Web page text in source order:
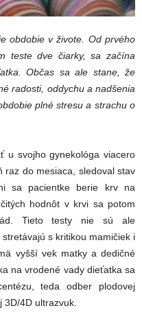
obdobie v živote. Od prvého
teste dve čiarky, sa začína
Občas sa ale stane, že
radosti, oddychu a nadšenia
plné stresu a strachu o
u svojho gynekológa viacero
raz do mesiaca, sledoval stav
sa pacientke berie krv na
hodnôt v krvi sa potom
Tieto testy nie sú ale
s kritikou mamičiek i
vyšší vek matky a dedičné
na vrodené vady dieťatka sa
teda odber plodovej
4D ultrazvuk.